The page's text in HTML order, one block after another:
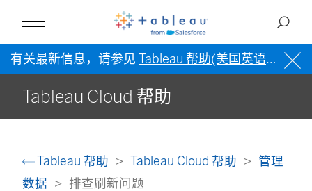
有关最新信息，请参见 Tableau 帮助(美国英语) 。
Tableau Cloud 帮助
Tableau 帮助 Tableau Cloud 帮助
管理
数据
排查刷新问题